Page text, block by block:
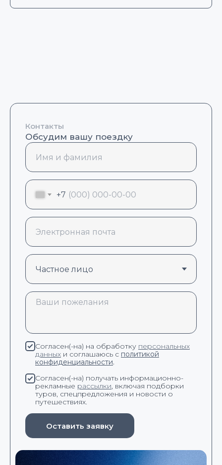
Контакты
Обсудим вашу поездку
+7
Согласен(-на) на обработку персональных
данных и соглашаюсь с политикой
конфиденциальности.
Согласен(-на) получать информационно-
рекламные рассылки, включая подборки
туров, спецпредложения и новости о
путешествиях.
Оставить заявку